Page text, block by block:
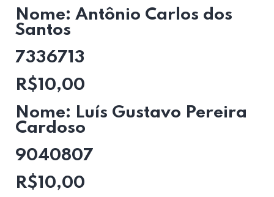
Nome: Antônio Carlos dos
Santos
7336713
R$10,00
Nome: Luís Gustavo Pereira
Cardoso
9040807
R$10,00